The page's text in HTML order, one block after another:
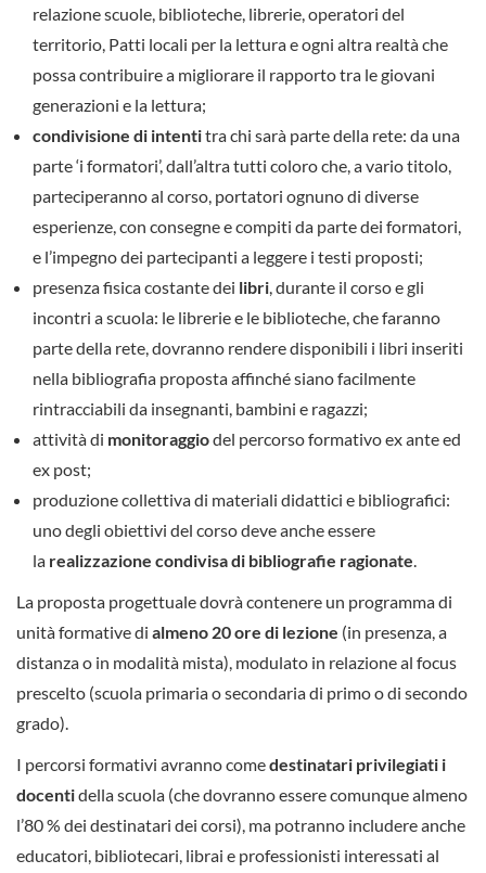
relazione scuole, biblioteche, librerie, operatori del
territorio, Patti locali per la lettura e ogni altra realtà che
possa contribuire a migliorare il rapporto tra le giovani
generazioni e la lettura;
condivisione di intentitra chi sarà parte della rete: da una
parte ‘i formatori’, dall’altra tutti coloro che, a vario titolo,
parteciperanno al corso, portatori ognuno di diverse
esperienze, con consegne e compiti da parte dei formatori,
e l’impegno dei partecipanti a leggere i testi proposti;
presenza fisica costante dei libri, durante il corso e gli
incontri a scuola: le librerie e le biblioteche, che faranno
parte della rete, dovranno rendere disponibili i libri inseriti
nella bibliografia proposta affinché siano facilmente
rintracciabili da insegnanti, bambini e ragazzi;
attività di monitoraggiodel percorso formativo ex ante ed
ex post;
produzione collettiva di materiali didattici e bibliografici:
uno degli obiettivi del corso deve anche essere
la realizzazione condivisa di bibliografie ragionate.
La proposta progettuale dovrà contenere un programma di
unità formative di almeno 20 ore di lezione (in presenza, a
distanza o in modalità mista), modulato in relazione al focus
prescelto (scuola primaria o secondaria di primo o di secondo
grado).
I percorsi formativi avranno comedestinatari privilegiati i
docentidella scuola (che dovranno essere comunque almeno
l’80 % dei destinatari dei corsi), ma potranno includere anche
educatori, bibliotecari, librai e professionisti interessati al